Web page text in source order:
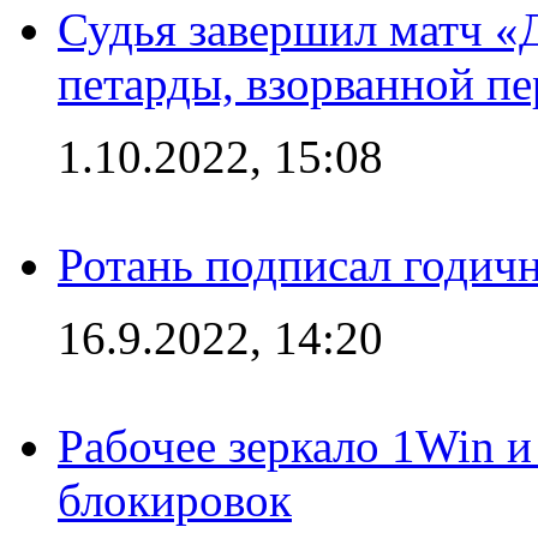
Судья завершил матч
петарды, взорванной
1.10.2022, 15:08
Ротань подписал
16.9.2022, 14:20
Рабочее зеркало 1Win
блокировок